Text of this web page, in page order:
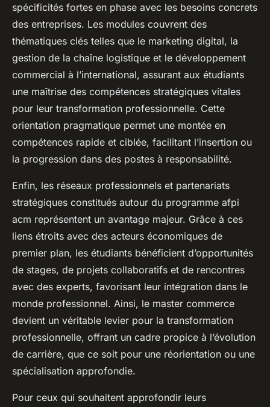
spécificités fortes en phase avec les besoins concrets
des entreprises. Les modules couvrent des
thématiques clés telles que le marketing digital, la
gestion de la chaîne logistique et le développement
commercial à l’international, assurant aux étudiants
une maîtrise des compétences stratégiques vitales
pour leur transformation professionnelle. Cette
orientation pragmatique permet une montée en
compétences rapide et ciblée, facilitant l’insertion ou
la progression dans des postes à responsabilité.
Enfin, les réseaux professionnels et partenariats
stratégiques constitués autour du programme afpi
acm représentent un avantage majeur. Grâce à ces
liens étroits avec des acteurs économiques de
premier plan, les étudiants bénéficient d’opportunités
de stages, de projets collaboratifs et de rencontres
avec des experts, favorisant leur intégration dans le
monde professionnel. Ainsi, le master commerce
devient un véritable levier pour la transformation
professionnelle, offrant un cadre propice à l’évolution
de carrière, que ce soit pour une réorientation ou une
spécialisation approfondie.
Pour ceux qui souhaitent approfondir leurs